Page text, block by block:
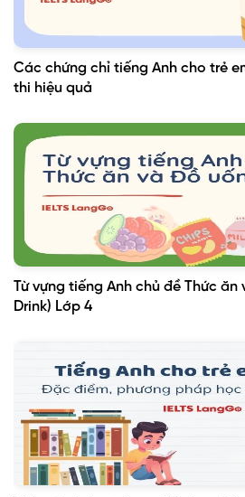
Các chứng chỉ tiếng Anh cho trẻ
thi hiệu quả
Từ vựng tiếng Anh chủ đề Thức
Drink) Lớp 4